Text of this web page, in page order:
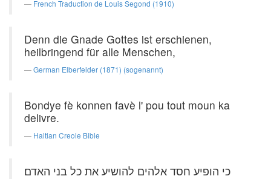
French Traduction de Louis Segond (1910)
Denn die Gnade Gottes ist erschienen,
heilbringend für alle Menschen,
German Elberfelder (1871) (sogenannt)
Bondye fè konnen favè l' pou tout moun ka
delivre.
Haitian Creole Bible
כי הופיע חסד אלהים להושיע את כל בני האדם׃